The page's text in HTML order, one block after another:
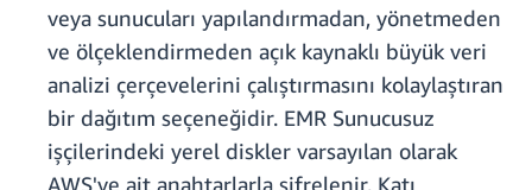
veya sunucuları yapılandırmadan, yönetmeden
ve ölçeklendirmeden açık kaynaklı büyük veri
analizi çerçevelerini çalıştırmasını kolaylaştıran
bir dağıtım seçeneğidir. EMR Sunucusuz
işçilerindeki yerel diskler varsayılan olarak
AWS'ye ait anahtarlarla şifrelenir. Katı